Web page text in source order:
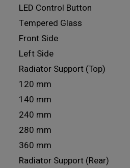
LED Control Button
Tempered Glass
Front Side
Left Side
Radiator Support (Top)
120 mm
140 mm
240 mm
280 mm
360 mm
Radiator Support (Rear)